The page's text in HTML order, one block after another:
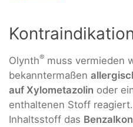
Olynth® muss vermieden
bekanntermaßen
auf Xylometazolin oder
enthaltenen Stoff
Inhaltsstoff das